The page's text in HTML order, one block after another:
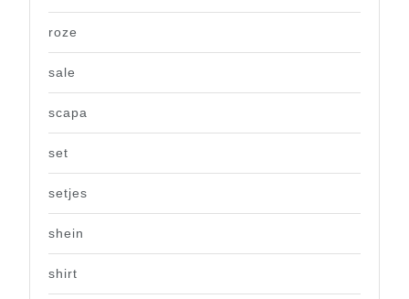
roze
sale
scapa
set
setjes
shein
shirt